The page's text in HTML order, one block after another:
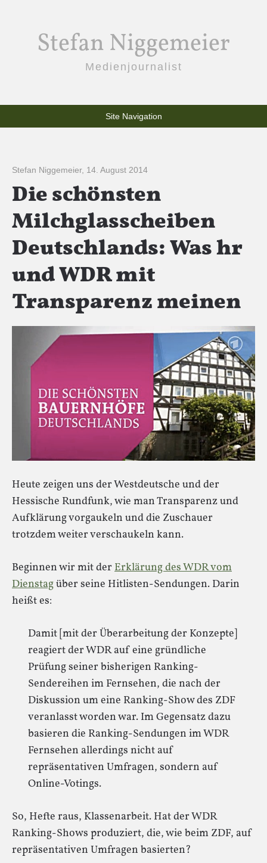
Stefan Niggemeier
Medienjournalist
Site Navigation
Stefan Niggemeier, 14. August 2014
Die schönsten
Milchglasscheiben
Deutschlands: Was hr
und WDR mit
Transparenz meinen
Heute zeigen uns der Westdeutsche und der
Hessische Rundfunk, wie man Transparenz und
Aufklärung vorgaukeln und die Zuschauer
trotzdem weiter verschaukeln kann.
Beginnen wir mit der Erklärung des WDR vom
Dienstagüber seine Hitlisten-Sendungen. Darin
heißt es:
Damit [mit der Überarbeitung der Konzepte]
reagiert der WDR auf eine gründliche
Prüfung seiner bisherigen Ranking-
Sendereihen im Fernsehen, die nach der
Diskussion um eine Ranking-Show des ZDF
veranlasst worden war. Im Gegensatz dazu
basieren die Ranking-Sendungen im WDR
Fernsehen allerdings nicht auf
repräsentativen Umfragen, sondern auf
Online-Votings.
So, Hefte raus, Klassenarbeit. Hat der WDR
Ranking-Shows produziert, die, wie beim ZDF, auf
repräsentativen Umfragen basierten?